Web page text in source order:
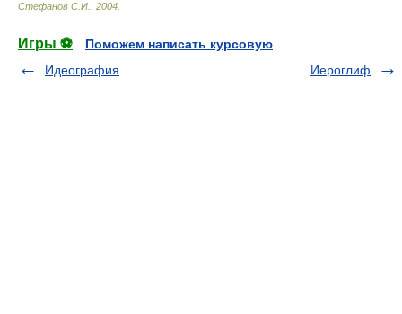
Стефанов С.И.
2004
Игры ⚽
Поможем написать курсовую
Идеография
Иероглиф